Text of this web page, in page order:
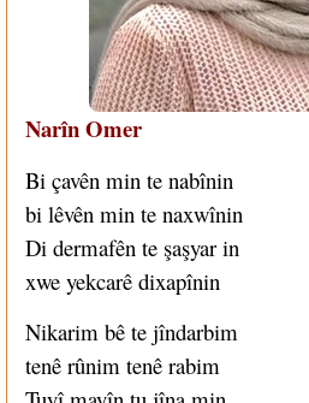
Narîn Omer
Bi çavên min te nabînin
bi lêvên min te naxwînin
Di dermafên te şaşyar in
xwe yekcarê dixapînin
Nikarim bê te jîndarbim
tenê rûnim tenê rabim